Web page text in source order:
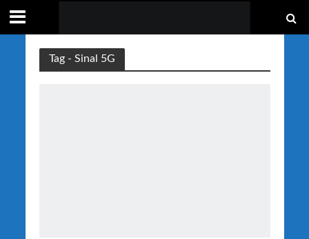
Tag - Sinal 5G